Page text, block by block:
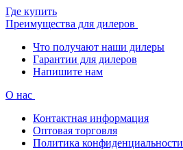
Где купить
Преимущества для дилеров
Что получают наши дилеры
Гарантии для дилеров
Напишите нам
О нас
Контактная информация
Оптовая торговля
Политика конфиденциальности